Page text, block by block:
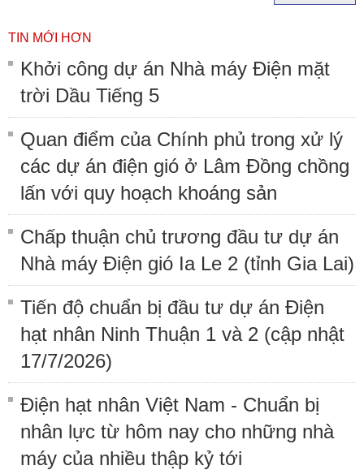
TIN MỚI HƠN
Khởi công dự án Nhà máy Điện mặt
trời Dầu Tiếng 5
Quan điểm của Chính phủ trong xử lý
các dự án điện gió ở Lâm Đồng chồng
lấn với quy hoạch khoáng sản
Chấp thuận chủ trương đầu tư dự án
Nhà máy Điện gió Ia Le 2 (tỉnh Gia Lai)
Tiến độ chuẩn bị đầu tư dự án Điện
hạt nhân Ninh Thuận 1 và 2 (cập nhật
17/7/2026)
Điện hạt nhân Việt Nam - Chuẩn bị
nhân lực từ hôm nay cho những nhà
máy của nhiều thập kỷ tới